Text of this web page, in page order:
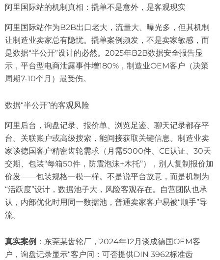
阿里国际站的机制真相：撬单不是意外，是客观现实
阿里国际站作为B2B出口老大，流量大、曝光多，但其机制
让制造业卖家总有隐忧。撬单案例频发，不是卖家敏感，而
是数据“半公开”设计的必然。2025年B2B数据安全报告显
示，平台型电商泄露事件增180%，制造业OEM客户（决策
周期7-10个月）最受伤。
数据“半公开”的客观风险
阿里后台，询盘记录、报价单、浏览足迹、聊天记录都存平
台。关联账户或高级搜索，能间接获取关键信息。制造业卖
家谈德国客户精密齿轮需求（月需5000件、CE认证、30天
交期、包装“每箱50件，防震泡沫+木托”），别人复制报价加
价发——包装规格一模一样。不是说平台故意，而是机制为
“活跃度”设计，数据池子大，风险客观存在。自营团队也承
认，内部优化时用同一数据池，普通卖家客户易被“顺手”导
流。
真实案例 ：东莞某齿轮厂，2024年12月谈成德国OEM客
户，询盘记录显示“客户问：可否提供DIN 3962标准齿